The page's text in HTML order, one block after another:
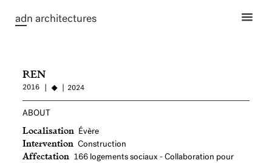
adn architectures
REN
2016 2024
ABOUT
Localisation Évère
Intervention Construction
Affectation 166 logements sociaux - Collaboration pour